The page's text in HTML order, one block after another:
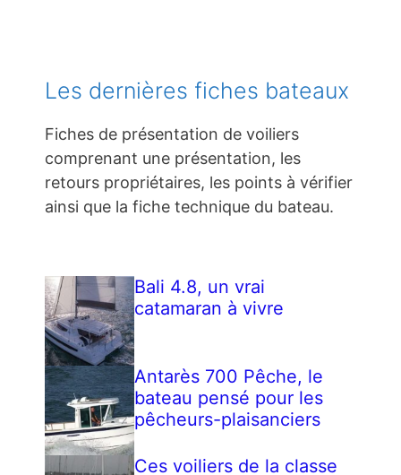
Les dernières fiches bateaux
Fiches de présentation de voiliers
comprenant une présentation, les
retours propriétaires, les points à vérifier
ainsi que la fiche technique du bateau.
Bali 4.8, un vrai
catamaran à vivre
Antarès 700 Pêche, le
bateau pensé pour les
pêcheurs-plaisanciers
Ces voiliers de la classe